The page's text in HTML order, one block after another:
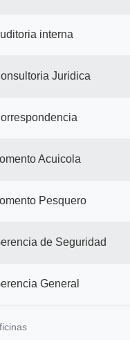
interna
Juridica
Acuicola
Pesquero
de Seguridad
General